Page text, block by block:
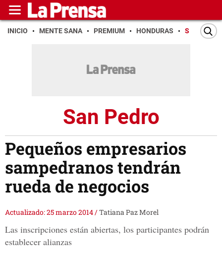
INICIO MENTE SANA PREMIUM HONDURAS SAN PEDRO
San Pedro
Pequeños empresarios
sampedranos tendrán
rueda de negocios
Actualizado: 25 marzo 2014/Tatiana Paz Morel
Las inscripciones están abiertas, los participantes podrán
establecer alianzas